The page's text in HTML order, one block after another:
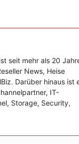
seit mehr als 20
News, Heise
Darüber hinaus ist
IT-
Storage, Security,